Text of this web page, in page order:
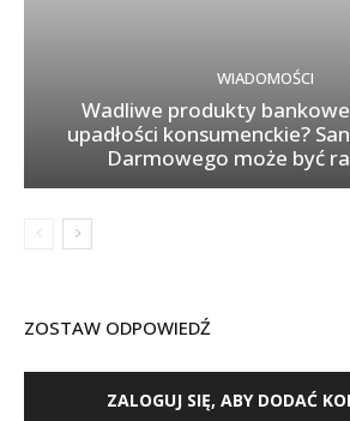
WIADOMOŚCI
Wadliwe produkty
upadłości konsumenckie?
Darmowego może być
ZOSTAW ODPOWIEDŹ
ZALOGUJ SIĘ, ABY DODAĆ